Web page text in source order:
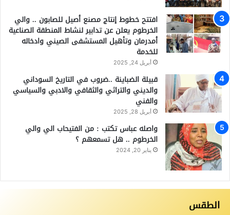
افتتح خطوط إنتاج مصنع أصيل للصابون .. والي
الخرطوم يعلن عن تدابير لنشاط المنطقة الصناعية
أمدرمان وتأهيل المستشفى الصيني وادخاله
للخدمة
أبريل 24, 2025
قبيلة الضباينة ..ضروب في التاريخ السوداني
والديني والتراثي والثقافي والادبي والسياسي
والفني
أبريل 28, 2025
واصله عباس تكتب : من الفتيحاب الي والي
الخرطوم .. هل تسمعهم ؟
يناير 20, 2024
الطقس